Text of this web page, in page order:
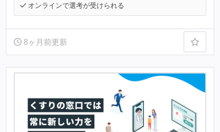
オンラインで選考が受けられる
8ヶ月前更新